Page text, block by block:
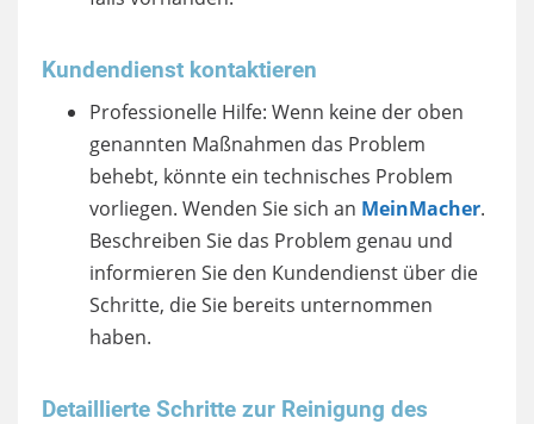
Kundendienst kontaktieren
Professionelle Hilfe: Wenn keine der oben
genannten Maßnahmen das Problem
behebt, könnte ein technisches Problem
vorliegen. Wenden Sie sich an MeinMacher.
Beschreiben Sie das Problem genau und
informieren Sie den Kundendienst über die
Schritte, die Sie bereits unternommen
haben.
Detaillierte Schritte zur Reinigung des